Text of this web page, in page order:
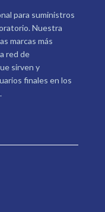
para suministros
Nuestra
marcas más
red de
sirven y
finales en los